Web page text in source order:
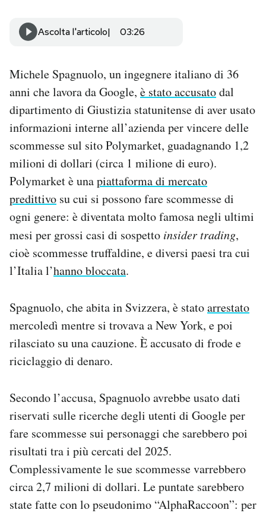
CALENDARIO
AREA PERSONALE
Area Personale
Newsletter
Notifiche mobile
Regala il Post
Ascolta l'articolo 03:26
Michele Spagnuolo, un ingegnere italiano di 36
anni che lavora da Google, è stato accusatodal
dipartimento di Giustizia statunitense di aver usato
informazioni interne all’azienda per vincere delle
scommesse sul sito Polymarket, guadagnando 1,2
milioni di dollari (circa 1 milione di euro).
Polymarket è unapiattaforma di mercato
predittivo su cui si possono fare scommesse di
ogni genere: è diventata molto famosa negli ultimi
mesi per grossi casi di sospetto insider trading,
cioè scommesse truffaldine, e diversi paesi tra cui
l’Italia l’hanno bloccata.
Spagnuolo, che abita in Svizzera, è statoarrestato
mercoledì mentre si trovava a New York, e poi
rilasciato su una cauzione. È accusato di frode e
riciclaggio di denaro.
Secondo l’accusa, Spagnuolo avrebbe usato dati
riservati sulle ricerche degli utenti di Google per
fare scommesse sui personaggi che sarebbero poi
risultati tra i più cercati del 2025.
Complessivamente le sue scommesse varrebbero
circa 2,7 milioni di dollari. Le puntate sarebbero
state fatte con lo pseudonimo “AlphaRaccoon”: per